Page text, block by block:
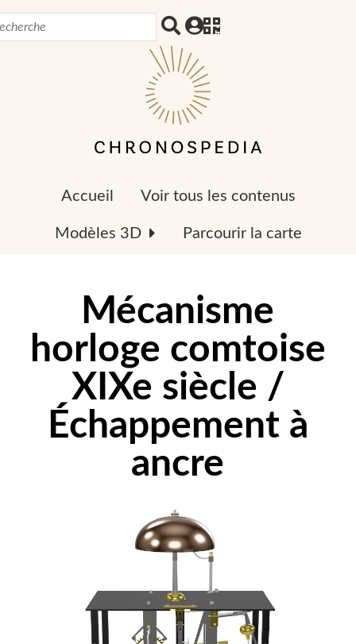
Accueil Voir tous les contenus
Modèles 3D Parcourir la carte
Mécanisme
horloge comtoise
XIXe siècle /
Échappement à
ancre